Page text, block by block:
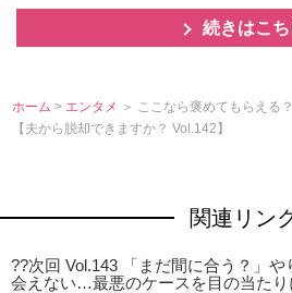
続きはこち
ホーム > エンタメ ＞ ここなら褒めてもらえる
【夫から脱却できますか？ Vol.142】
関連リン
??次回 Vol.143 「まだ間に合う？」
会えない…最悪のケースを目の当たり